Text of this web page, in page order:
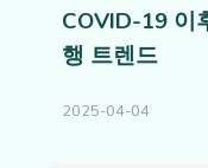
COVID-19 이
행 트렌드
2025-04-04